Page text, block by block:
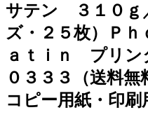
サテン ３１０ｇ
ズ・２５枚）Ｐ
ａｔｉｎ プリ
０３３３（送料
コピー用紙・印刷